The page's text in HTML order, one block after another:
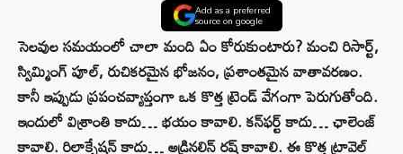
Add as a preferred
source on google
సెలవుల సమయంలో చాలా మంది ఏం కోరుకుంటారు? మంచి రిసార్ట్,
స్విమ్మింగ్ పూల్, రుచికరమైన భోజనం, ప్రశాంతమైన వాతావరణం.
కానీ ఇప్పుడు ప్రపంచవ్యాప్తంగా ఒక కొత్త ట్రెండ్ వేగంగా పెరుగుతోంది.
ఇందులో విశ్రాంతి కాదు… భయం కావాలి. కన్‌ఫర్ట్‌ కాదు… ఛాలెంజ్
కావాలి. రిలాక్సేషన్ కాదు… అడ్రినలిన్ రష్ కావాలి. ఈ కొత్త ట్రావెల్